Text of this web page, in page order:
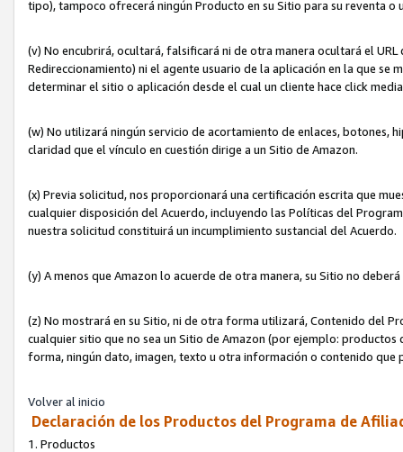
tipo), tampoco ofrecerá ningún Producto en su Sitio para su reventa o
(v) No encubrirá, ocultará, falsificará ni de otra manera ocultará el
Redireccionamiento) ni el agente usuario de la aplicación en la que
determinar el sitio o aplicación desde el cual un cliente hace click
(w) No utilizará ningún servicio de acortamiento de enlaces, botones,
claridad que el vínculo en cuestión dirige a un Sitio de Amazon.
(x) Previa solicitud, nos proporcionará una certificación escrita que
cualquier disposición del Acuerdo, incluyendo las Políticas del
nuestra solicitud constituirá un incumplimiento sustancial del Acuerdo.
(y) A menos que Amazon lo acuerde de otra manera, su Sitio no
(z) No mostrará en su Sitio, ni de otra forma utilizará, Contenido del
cualquier sitio que no sea un Sitio de Amazon (por ejemplo:
forma, ningún dato, imagen, texto u otra información o contenido
Volver al inicio
Declaración de los Productos del Programa de
1. Productos